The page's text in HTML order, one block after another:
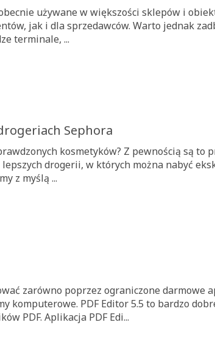
używane w większości sklepów i
jak i dla sprzedawców. Warto jednak
terminale, ...
Sephora
kosmetyków? Z pewnością są to
lepszych drogerii, w których można nabyć
z myślą ...
zarówno poprzez ograniczone darmowe
komputerowe. PDF Editor 5.5 to bardzo
PDF. Aplikacja PDF Edi...